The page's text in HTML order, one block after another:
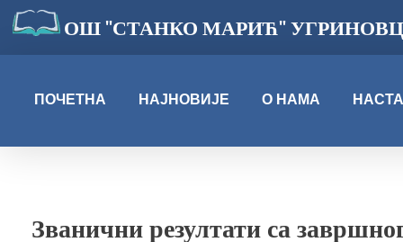
ОШ "СТАНКО МАРИЋ"
ПОЧЕТНА НАЈНОВИЈЕ О НАМА
Званични резултати са